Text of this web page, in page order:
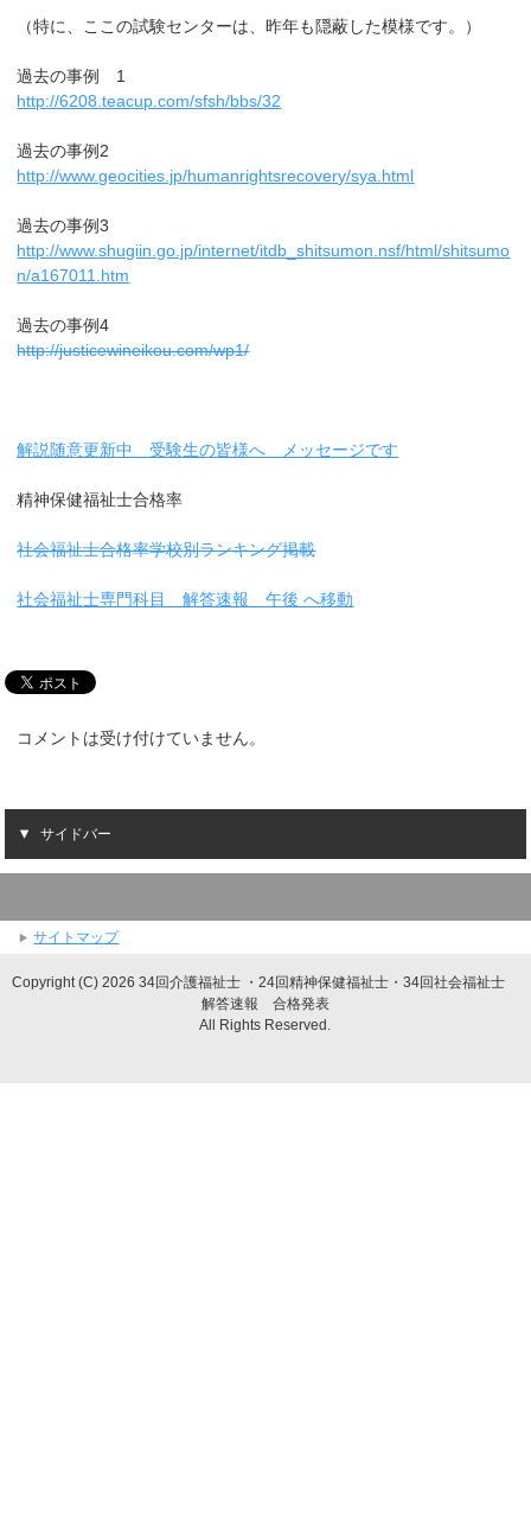
（特に、ここの試験センターは、昨年も隠蔽した模様です。）
過去の事例 1
http://6208.teacup.com/sfsh/bbs/32
過去の事例2
http://www.geocities.jp/humanrightsrecovery/sya.html
過去の事例3
http://www.shugiin.go.jp/internet/itdb_shitsumon.nsf/html/shitsumo
n/a167011.htm
過去の事例4
http://justicewineikou.com/wp1/
解説随意更新中 受験生の皆様へ メッセージです
精神保健福祉士合格率
社会福祉士合格率学校別ランキング掲載
社会福祉士専門科目 解答速報 午後 へ移動
コメントは受け付けていません。
サイドバー
サイトマップ
Copyright (C) 2026 34回介護福祉士 ・24回精神保健福祉士・34回社会福祉士
解答速報 合格発表
All Rights Reserved.